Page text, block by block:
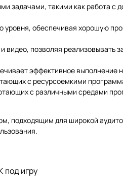
задачами, такими как работа с
обеспечивая хорошую
позволяя реализовывать
эффективное выполнение
с ресурсоемкими
с различными средами
подходящим для широкой
под игру